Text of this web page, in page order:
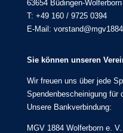
63654 Büdingen-Wolferborn
T: +49 160 / 9725 0394
E-Mail:
Sie können unseren
Wir freuen uns über jede
Spendenbescheinigung für
Unsere Bankverbindung:
MGV 1884 Wolferborn e. V.